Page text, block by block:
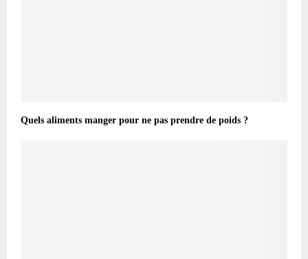
Quels aliments manger pour ne pas prendre de poids ?